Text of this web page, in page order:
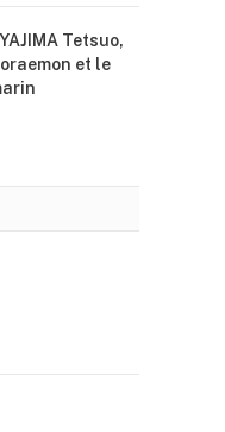
Tetsuo,
et le